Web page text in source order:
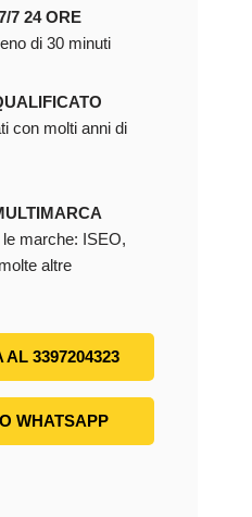
7 24 ORE
di 30 minuti
con molti anni di
marche: ISEO,
altre
3397204323
WHATSAPP